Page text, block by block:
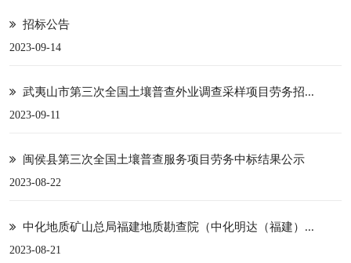
招标公告
2023-09-14
武夷山市第三次全国土壤普查外业调查采样项目劳务招...
2023-09-11
闽侯县第三次全国土壤普查服务项目劳务中标结果公示
2023-08-22
中化地质矿山总局福建地质勘查院（中化明达（福建）...
2023-08-21